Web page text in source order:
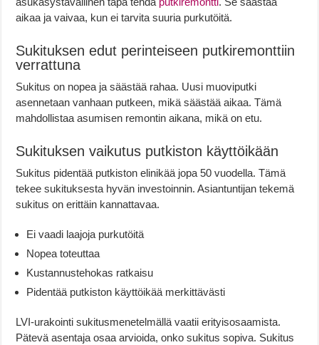
aikaa ja vaivaa, kun ei tarvita suuria purkutöitä.
Sukituksen edut perinteiseen putkiremonttiin
verrattuna
Sukitus on nopea ja säästää rahaa. Uusi muoviputki
asennetaan vanhaan putkeen, mikä säästää aikaa. Tämä
mahdollistaa asumisen remontin aikana, mikä on etu.
Sukituksen vaikutus putkiston käyttöikään
Sukitus pidentää putkiston elinikää jopa 50 vuodella. Tämä
tekee sukituksesta hyvän investoinnin. Asiantuntijan tekemä
sukitus on erittäin kannattavaa.
Ei vaadi laajoja purkutöitä
Nopea toteuttaa
Kustannustehokas ratkaisu
Pidentää putkiston käyttöikää merkittävästi
LVI-urakointi sukitusmenetelmällä vaatii erityisosaamista.
Pätevä asentaja osaa arvioida, onko sukitus sopiva. Sukitus